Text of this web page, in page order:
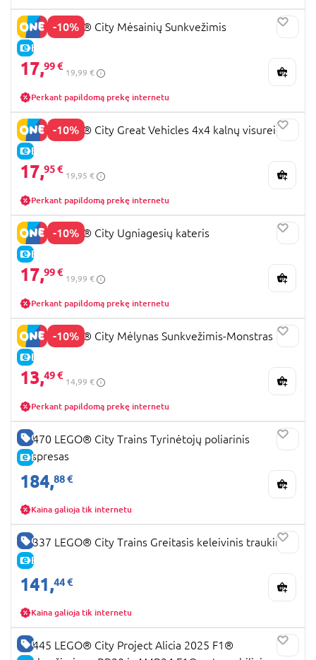
-10%
E-KAINA
60404 LEGO® City Mėsainių Sunkvežimis
17,99 €
19,99 €
Perkant papildomą prekę internetu
-10%
E-KAINA
60447 LEGO® City Great Vehicles 4x4 kalnų visureigis
17,95 €
19,95 €
Perkant papildomą prekę internetu
-10%
E-KAINA
60373 LEGO® City Ugniagesių kateris
17,99 €
19,99 €
Perkant papildomą prekę internetu
-10%
E-KAINA
60402 LEGO® City Mėlynas Sunkvežimis-Monstras
13,49 €
14,99 €
Perkant papildomą prekę internetu
GERA KAINA
E-KAINA
60470 LEGO® City Trains Tyrinėtojų poliarinis
ekspresas
184,88 €
Kaina galioja tik internetu
GERA KAINA
E-KAINA
60337 LEGO® City Trains Greitasis keleivinis traukinys
141,44 €
Kaina galioja tik internetu
GERA KAINA
60445 LEGO® City Project Alicia 2025 F1®